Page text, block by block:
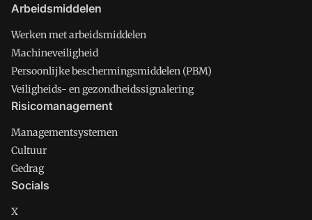
Arbeidsmiddelen
Werken met arbeidsmiddelen
Machineveiligheid
Persoonlijke beschermingsmiddelen (PBM)
Veiligheids- en gezondheidssignalering
Risicomanagement
Managementsystemen
Cultuur
Gedrag
Socials
X